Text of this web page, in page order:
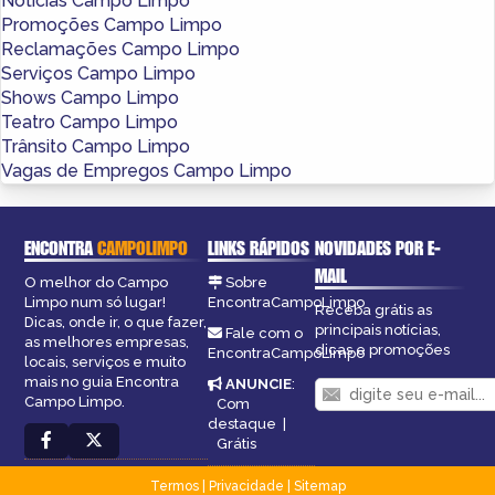
Promoções Campo Limpo
Reclamações Campo Limpo
Serviços Campo Limpo
Shows Campo Limpo
Teatro Campo Limpo
Trânsito Campo Limpo
Vagas de Empregos Campo Limpo
ENCONTRACAMPOLIMPO
O melhor do Campo
Limpo num só lugar!
Dicas, onde ir, o que fazer,
as melhores empresas,
locais, serviços e muito
mais no guia Encontra
Campo Limpo.
LINKS RÁPIDOS
Sobre
EncontraCampoLimpo
Fale com o
EncontraCampoLimpo
ANUNCIE:
Com
destaque
Grátis
NOVIDADES POR E-
MAIL
Receba grátis as
principais notícias,
dicas e promoções
Termos| Privacidade
Sitemap